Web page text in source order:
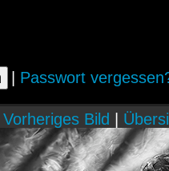
Passwort
Vorheriges Bild